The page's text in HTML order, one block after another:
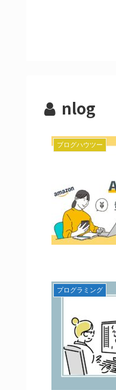
nlog
ブログハウツー
プログラミング